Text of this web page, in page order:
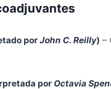
por John C. Reilly) –
por Octavia